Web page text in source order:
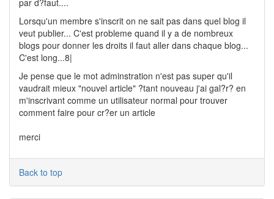
par d?faut....
Lorsqu'un membre s'inscrit on ne sait pas dans quel blog il
veut publier... C'est probleme quand il y a de nombreux
blogs pour donner les droits il faut aller dans chaque blog...
C'est long...8|
Je pense que le mot adminstration n'est pas super qu'il
vaudrait mieux "nouvel article" ?tant nouveau j'ai gal?r? en
m'inscrivant comme un utilisateur normal pour trouver
comment faire pour cr?er un article
merci
Back to top